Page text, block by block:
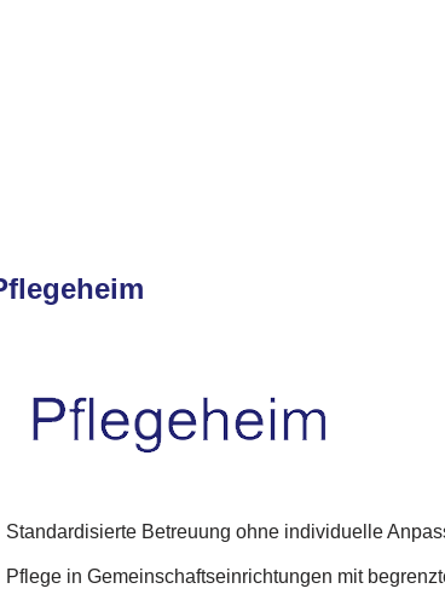
Standardisierte Betreuung ohne individuelle
Pflege in Gemeinschaftseinrichtungen mit